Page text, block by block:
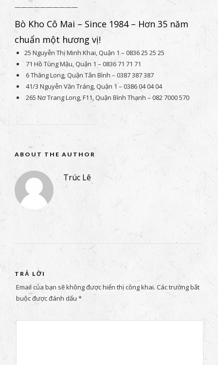
——————————
Bò Kho Cô Mai – Since 1984 – Hơn 35 năm
chuẩn một hương vị!
25 Nguyễn Thị Minh Khai, Quận 1 – 0836 25 25 25
71 Hồ Tùng Mậu, Quận 1 – 0836 71 71 71
6 Thăng Long, Quận Tân Bình – 0387 387 387
41/3 Nguyễn Văn Tráng, Quận 1 – 0386 04 04 04
265 Nơ Trang Long, F11, Quận Bình Thạnh – 082 7000 570
ABOUT THE AUTHOR
Trúc Lê
TRẢ LỜI
Email của bạn sẽ không được hiển thị công khai. Các trường bắt
buộc được đánh dấu *